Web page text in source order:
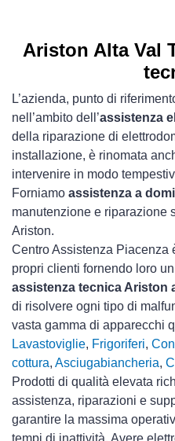
Ariston Alta Val
L’azienda, punto di
nell’ambito dell’assistenza
della riparazione di
installazione, è rinomata
intervenire in modo
Forniamo assistenza a
manutenzione e riparazione
Ariston.
Centro Assistenza Piacenza
propri clienti fornendo loro
assistenza tecnica Ariston
di risolvere ogni tipo di
vasta gamma di apparecchi
Lavastoviglie, Frigoriferi,
cottura, Asciugabiancheria,
Prodotti di qualità elevata
assistenza, riparazioni e
garantire la massima
tempi di inattività. Avere